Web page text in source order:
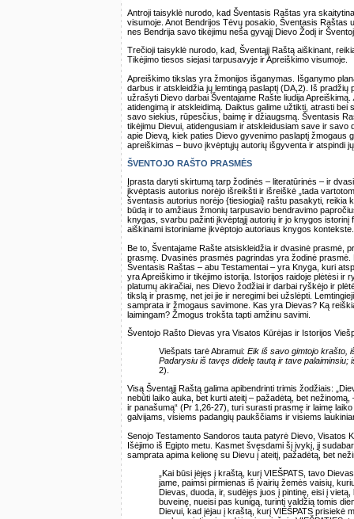
Antroji taisyklė nurodo, kad Šventasis Raštas yra
visumoje. Anot Bendrijos Tėvų posakio, Šventasis
nes Bendrija savo tikėjimu neša gyvąjį Dievo Žodį ir
Trečioji taisyklė nurodo, kad, Šventąjį Raštą aiškinant,
Tikėjimo tiesos siejasi tarpusavyje ir Apreiškimo visumoje.
Apreiškimo tikslas yra žmonijos išganymas. Išganymo
darbus ir atskleidžia jų lemtingą paslaptį (DA,2). Iš
užrašyti Dievo darbai Šventajame Rašte liudija Apreiškimą.
atidengimą ir atskleidimą. Daiktus galime užtikti, atrasti
savo siekius, rūpesčius, baimę ir džiaugsmą. Šventasis
tikėjimu Dievui, atidengusiam ir atskleidusiam save ir savo
apie Dievą, kiek paties Dievo gyvenimo paslaptį žmogaus
apreiškimas – buvo įkvėptųjų autorių išgyventa ir atspindi
ŠVENTOJO RAŠTO PRASMĖS
Įprasta daryti skirtumą tarp žodinės – literatūrinės – ir
įkvėptasis autorius norėjo išreikšti ir išreiškė „tada
šventasis autorius norėjo {tiesiogiai} raštu pasakyti, reikia
būdą ir to amžiaus žmonių tarpusavio bendravimo
knygas, svarbu pažinti įkvėptąjį autorių ir jo knygos
aiškinami istoriniame įkvėptojo autoriaus knygos kontekste.
Be to, Šventajame Rašte atsiskleidžia ir dvasinė prasmė,
prasmę. Dvasinės prasmės pagrindas yra žodinė
Šventasis Raštas – abu Testamentai – yra Knyga, kuri
yra Apreiškimo ir tikėjimo istorija. Istorijos raidoje plėtėsi ir
platumų akiračiai, nes Dievo žodžiai ir darbai ryškėjo ir
tikslą ir prasmę, net jei jie ir neregimi bei užslėpti.
samprata ir žmogaus savimone. Kas yra Dievas? Ką
laimingam? Žmogus trokšta tapti amžinu savimi.
Šventojo Rašto Dievas yra Visatos Kūrėjas ir Istorijos
Viešpats tarė Abramui: Eik iš savo gimtojo krašto,
Padarysiu iš tavęs didelę tautą ir tave
2).
Visą Šventąjį Raštą galima apibendrinti trimis žodžiais:
nebūti laiko auka, bet kurti ateitį – pažadėtą, bet
ir panašumą“ (Pr 1,26-27), turi surasti prasmę ir laimę
galvijams, visiems padangių paukščiams ir visiems
Senojo Testamento Sandoros tauta patyrė Dievo, Visatos
Išėjimo iš Egipto metu. Kasmet švęsdami šį įvykį, jį
samprata apima kelionę su Dievu į ateitį, pažadėtą, bet
„Kai būsi įėjęs į kraštą, kurį VIEŠPATS, tavo
jame, paimsi pirmienas iš įvairių žemės vaisių,
Dievas, duoda, ir, sudėjęs juos į pintinę, eisi į
buveinę, nueisi pas kunigą, turintį valdžią tomis
Dievui, kad įėjau į kraštą, kurį VIEŠPATS prisiekė